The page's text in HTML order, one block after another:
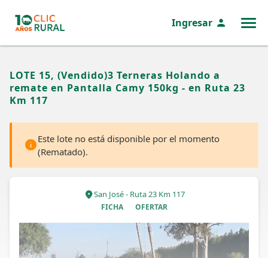
Ingresar
LOTE 15, (Vendido)3 Terneras Holando a
remate en Pantalla Camy 150kg - en Ruta 23
Km 117
Este lote no está disponible por el momento
(Rematado).
FICHA OFERTAR
San José - Ruta 23 Km 117